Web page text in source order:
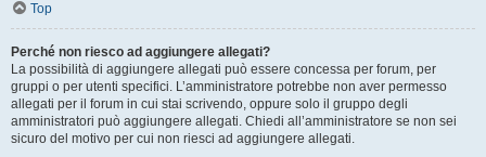
Top
Perché non riesco ad aggiungere allegati?
La possibilità di aggiungere allegati può essere concessa per forum, per
gruppi o per utenti specifici. L’amministratore potrebbe non aver permesso
allegati per il forum in cui stai scrivendo, oppure solo il gruppo degli
amministratori può aggiungere allegati. Chiedi all’amministratore se non sei
sicuro del motivo per cui non riesci ad aggiungere allegati.